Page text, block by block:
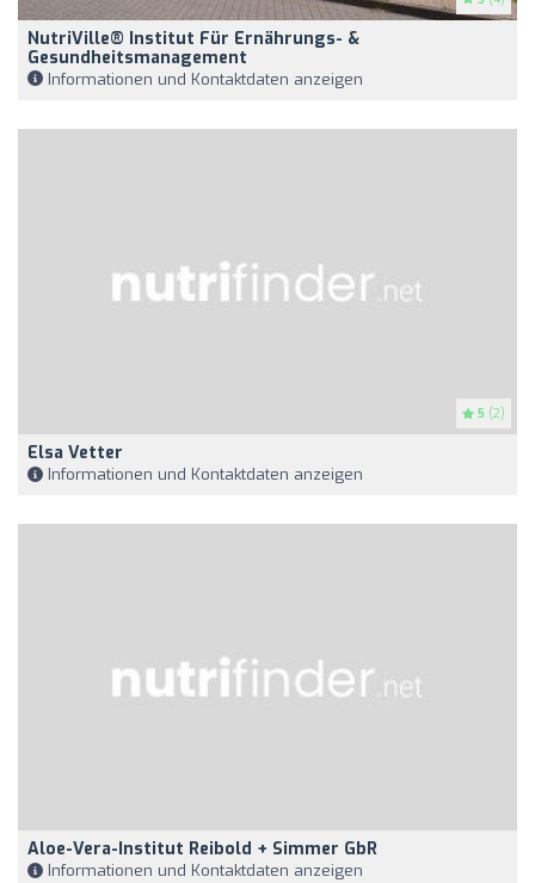
NutriVille® Institut Für Ernährungs- &
Gesundheitsmanagement
Informationen und Kontaktdaten anzeigen
5 (2)
Elsa Vetter
Informationen und Kontaktdaten anzeigen
Aloe-Vera-Institut Reibold + Simmer GbR
Informationen und Kontaktdaten anzeigen